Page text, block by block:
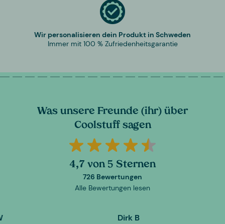
Wir personalisieren dein Produkt in Schweden
Immer mit 100 % Zufriedenheitsgarantie
Was unsere Freunde (ihr) über
Coolstuff sagen
4,7 von 5 Sternen
726 Bewertungen
Alle Bewertungen lesen
Dirk B